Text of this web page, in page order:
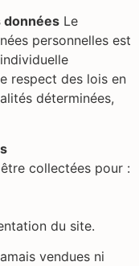
données Le
personnelles est
respect des lois en
déterminées,
collectées pour :
du site.
vendues ni